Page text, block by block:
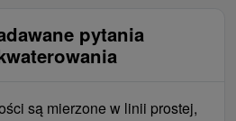
pytania
są mierzone w linii prostej,